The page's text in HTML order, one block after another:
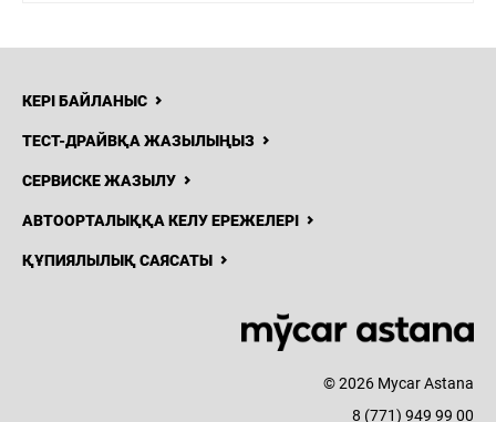
КЕРІ БАЙЛАНЫС
ТЕСТ-ДРАЙВҚА ЖАЗЫЛЫҢЫЗ
СЕРВИСКЕ ЖАЗЫЛУ
АВТООРТАЛЫҚҚА КЕЛУ ЕРЕЖЕЛЕРІ
ҚҰПИЯЛЫЛЫҚ САЯСАТЫ
© 2026 Mycar Astana
8 (771) 949 99 00